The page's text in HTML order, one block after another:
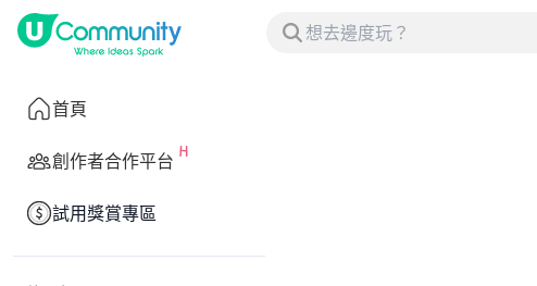
首頁
創作者合作平台
試用獎賞專區